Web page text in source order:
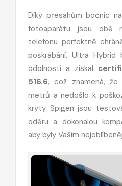
Díky přesahům bočnic
fotoaparátu jsou obě
telefonu perfektně
poškrábání. Ultra
odolnosti a získal
516.6, což znamená,
metrů a nedošlo k
kryty Spigen jsou
oděru a dokonalou
aby byly Vaším